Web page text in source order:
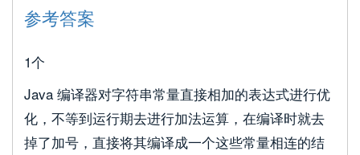
参考答案
1个
Java 编译器对字符串常量直接相加的表达式进行优
化，不等到运行期去进行加法运算，在编译时就去
掉了加号，直接将其编译成一个这些常量相连的结